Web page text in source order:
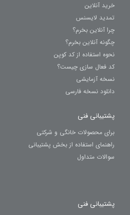
خرید آنلاین
تمدید لایسنس
چرا آنلاین بخرم؟
چگونه آنلاین بخرم؟
نحوه استفاده از کد کوپن
کد فعال سازی چیست؟
نسخه آزمایشی
دانلود نسخه فارسی
پشتیبانی فنی
برای محصولات خانگی و شرکتی
راهنمای استفاده از بخش پشتیبانی
سوالات متداول
پشتیبانی فنی